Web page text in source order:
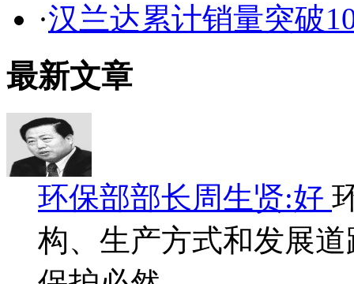
·汉兰达累计销量突破
最新文章
环保部部长周生贤:好
构、生产方式和发展